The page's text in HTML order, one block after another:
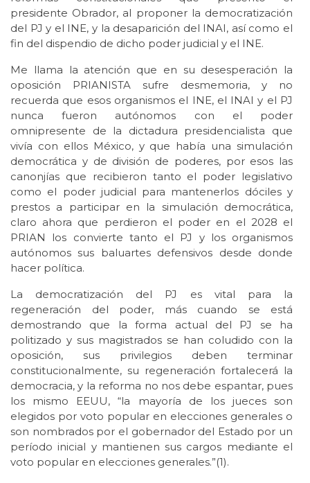
presidente Obrador, al proponer la democratización
del PJ y el INE, y la desaparición del INAI, así como el
fin del dispendio de dicho poder judicial y el INE.
Me llama la atención que en su desesperación la
oposición PRIANISTA sufre desmemoria, y no
recuerda que esos organismos el INE, el INAI y el PJ
nunca fueron autónomos con el poder
omnipresente de la dictadura presidencialista que
vivía con ellos México, y que había una simulación
democrática y de división de poderes, por esos las
canonjías que recibieron tanto el poder legislativo
como el poder judicial para mantenerlos dóciles y
prestos a participar en la simulación democrática,
claro ahora que perdieron el poder en el 2028 el
PRIAN los convierte tanto el PJ y los organismos
autónomos sus baluartes defensivos desde donde
hacer política.
La democratización del PJ es vital para la
regeneración del poder, más cuando se está
demostrando que la forma actual del PJ se ha
politizado y sus magistrados se han coludido con la
oposición, sus privilegios deben terminar
constitucionalmente, su regeneración fortalecerá la
democracia, y la reforma no nos debe espantar, pues
los mismo EEUU, “la mayoría de los jueces son
elegidos por voto popular en elecciones generales o
son nombrados por el gobernador del Estado por un
período inicial y mantienen sus cargos mediante el
voto popular en elecciones generales.”(1).